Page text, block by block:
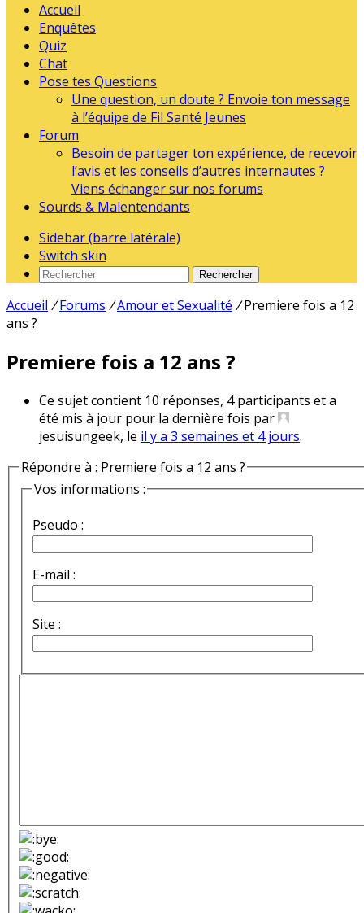
Accueil
Enquêtes
Quiz
Chat
Pose tes Questions
Une question, un doute ? Envoie ton message
à l’équipe de Fil Santé Jeunes
Forum
Besoin de partager ton expérience, de recevoir
l’avis et les conseils d’autres internautes ?
Viens échanger sur nos forums
Sourds & Malentendants
Sidebar (barre latérale)
Switch skin
Rechercher
Accueil / Forums /Amour et Sexualité / Premiere fois a 12
ans ?
Premiere fois a 12 ans ?
Ce sujet contient 10 réponses, 4 participants et a
été mis à jour pour la dernière fois par
jesuisungeek, le il y a 3 semaines et 4 jours.
Répondre à : Premiere fois a 12 ans ?
Vos informations :
Pseudo :
E-mail :
Site :